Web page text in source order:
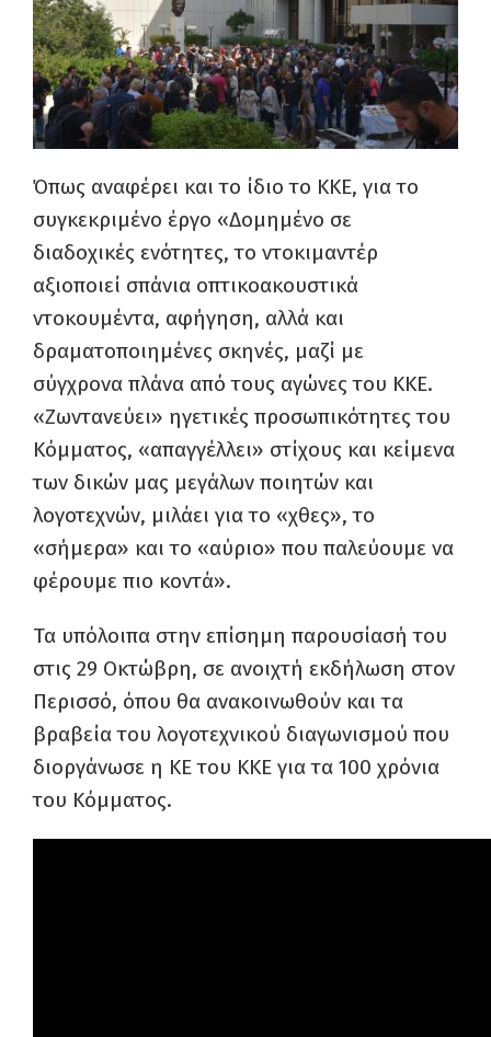
Όπως αναφέρει και το ίδιο το ΚΚΕ, για το
συγκεκριμένο έργο «Δομημένο σε
διαδοχικές ενότητες, το ντοκιμαντέρ
αξιοποιεί σπάνια οπτικοακουστικά
ντοκουμέντα, αφήγηση, αλλά και
δραματοποιημένες σκηνές, μαζί με
σύγχρονα πλάνα από τους αγώνες του ΚΚΕ.
«Ζωντανεύει» ηγετικές προσωπικότητες του
Κόμματος, «απαγγέλλει» στίχους και κείμενα
των δικών μας μεγάλων ποιητών και
λογοτεχνών, μιλάει για το «χθες», το
«σήμερα» και το «αύριο» που παλεύουμε να
φέρουμε πιο κοντά».
Τα υπόλοιπα στην επίσημη παρουσίασή του
στις 29 Οκτώβρη, σε ανοιχτή εκδήλωση στον
Περισσό, όπου θα ανακοινωθούν και τα
βραβεία του λογοτεχνικού διαγωνισμού που
διοργάνωσε η ΚΕ του ΚΚΕ για τα 100 χρόνια
του Κόμματος.